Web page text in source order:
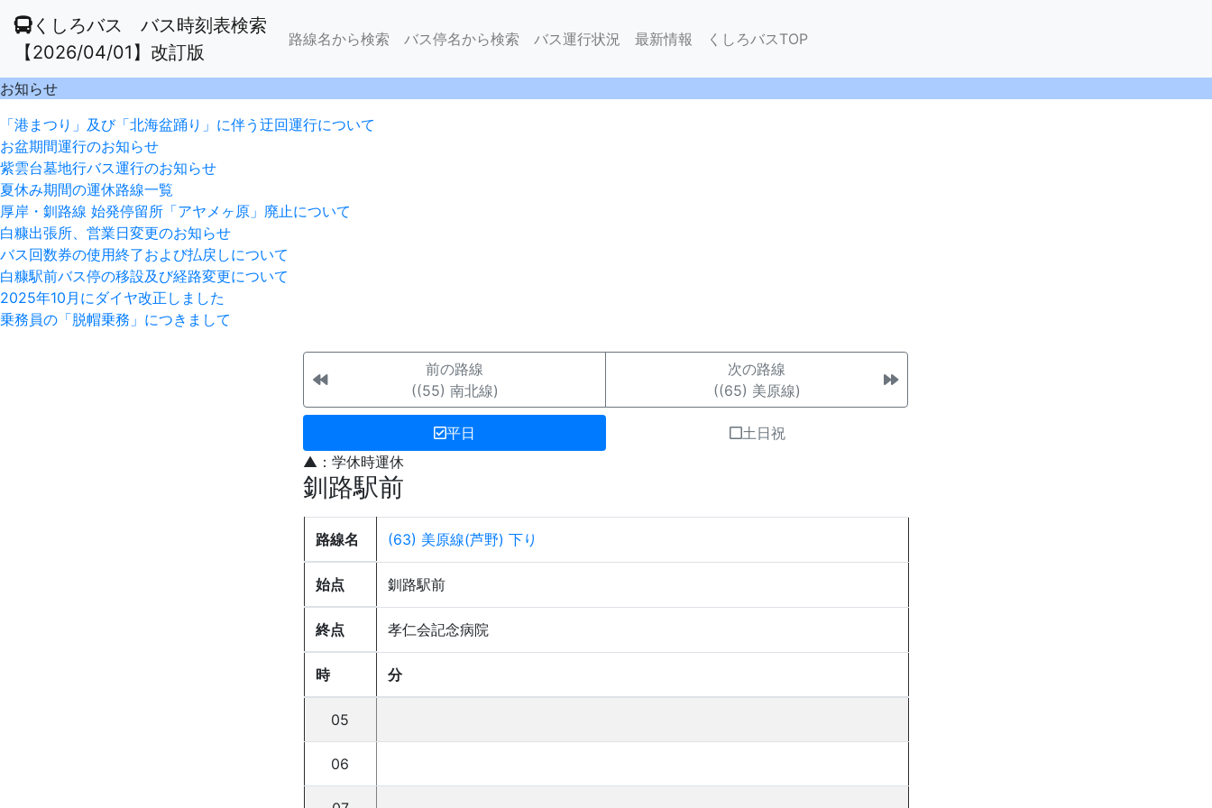
くしろバス バス時刻表検索
【2026/04/01】改訂版
路線名から検索 バス停名から検索 バス運行状況 最新情報 くしろバスTOP
お知らせ
「港まつり」及び「北海盆踊り」に伴う迂回運行について
お盆期間運行のお知らせ
紫雲台墓地行バス運行のお知らせ
夏休み期間の運休路線一覧
厚岸・釧路線 始発停留所「アヤメヶ原」廃止について
白糠出張所、営業日変更のお知らせ
バス回数券の使用終了および払戻しについて
白糠駅前バス停の移設及び経路変更について
2025年10月にダイヤ改正しました
乗務員の「脱帽乗務」につきまして
前の路線
((55) 南北線)
次の路線
((65) 美原線)
平日
土日祝
▲：学休時運休
釧路駅前
路線名 (63) 美原線(芦野) 下り
始点 釧路駅前
終点 孝仁会記念病院
時 分
05
06